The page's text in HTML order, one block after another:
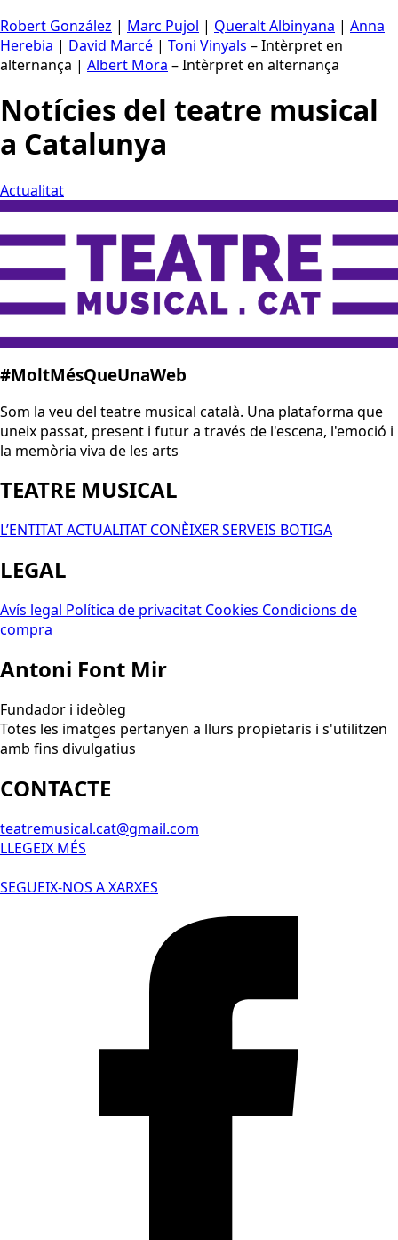
Robert González | Marc Pujol | Queralt Albinyana | Anna
Herebia | David Marcé | Toni Vinyals – Intèrpret en
alternança | Albert Mora – Intèrpret en alternança
Notícies del teatre musical
a Catalunya
Actualitat
#MoltMésQueUnaWeb
Som la veu del teatre musical català. Una plataforma que
uneix passat, present i futur a través de l'escena, l'emoció i
la memòria viva de les arts
TEATRE MUSICAL
L’ENTITATACTUALITAT CONÈIXERSERVEIS BOTIGA
LEGAL
Avís legal Política de privacitat Cookies Condicions de
compra
Antoni Font Mir
Fundador i ideòleg
Totes les imatges pertanyen a llurs propietaris i s'utilitzen
amb fins divulgatius
CONTACTE
teatremusical.cat@gmail.com
LLEGEIX MÉS
SEGUEIX-NOS A XARXES